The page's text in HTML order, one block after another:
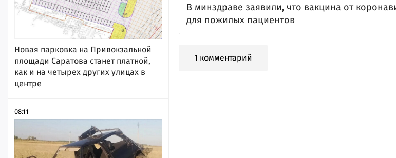
Новая парковка на Привокзальной
площади Саратова станет платной,
как и на четырех других улицах в
центре
08:11
В минздраве заявили, что вакцина от
для пожилых пациентов
1 комментарий